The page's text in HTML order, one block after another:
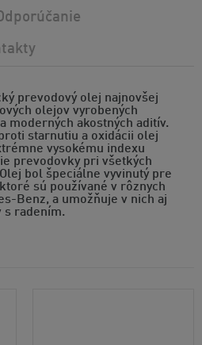
prevodový olej najnovšej
olejov vyrobených
moderných akostných aditív.
starnutiu a oxidácii olej
vysokému indexu
prevodovky pri všetkých
bol špeciálne vyvinutý pre
sú používané v rôznych
Benz, a umožňuje v nich aj
s radením.